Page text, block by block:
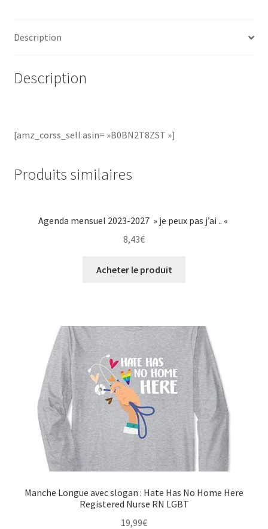
Description
Description
[amz_corss_sell asin= »B0BN2T8ZST »]
Produits similaires
Agenda mensuel 2023-2027 » je peux pas j’ai .. «
8,43€
Acheter le produit
Manche Longue avec slogan : Hate Has No Home Here
Registered Nurse RN LGBT
19,99€